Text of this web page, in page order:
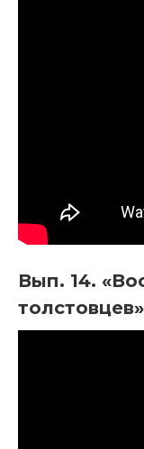
Вып. 14.
толстовцев»